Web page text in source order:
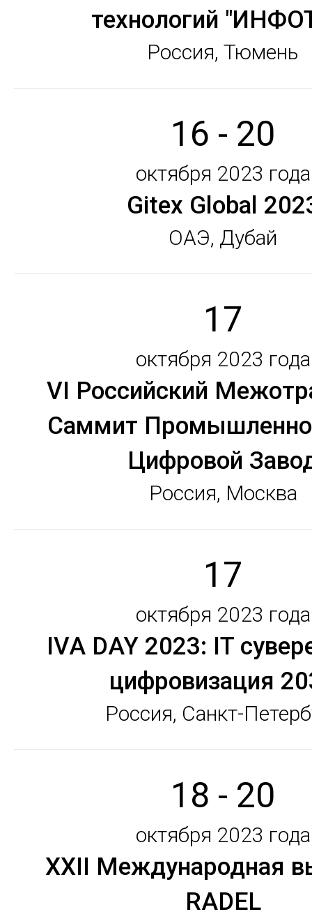
технологий
Россия, Тюмень
16 - 20
октября 2023 года
Gitex Global
ОАЭ, Дубай
17
октября 2023 года
VI Российский
Саммит
Цифровой
Россия, Москва
17
октября 2023 года
IVA DAY 2023: IT
цифровизация
Россия, Санкт-
18 - 20
октября 2023 года
XXII Международная
RADEL